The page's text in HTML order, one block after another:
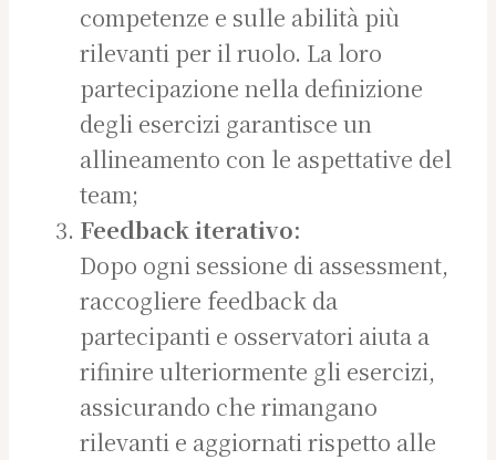
competenze e sulle abilità più
rilevanti per il ruolo. La loro
partecipazione nella definizione
degli esercizi garantisce un
allineamento con le aspettative del
team;
Feedback iterativo:
Dopo ogni sessione di assessment,
raccogliere feedback da
partecipanti e osservatori aiuta a
rifinire ulteriormente gli esercizi,
assicurando che rimangano
rilevanti e aggiornati rispetto alle